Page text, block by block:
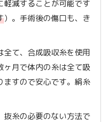
軽減することが可能です
）。手術後の傷口も、き
て、合成吸収糸を使用
ヶ月で体内の糸は全て吸
ますので安心です。絹糸
抜糸の必要のない方法で